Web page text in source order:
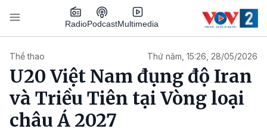
Nhảy đến nội dung
RadioPodcastMultimedia
Thể thao Thứ năm, 15:26, 28/05/2026
U20 Việt Nam đụng độ Iran
và Triều Tiên tại Vòng loại
châu Á 2027